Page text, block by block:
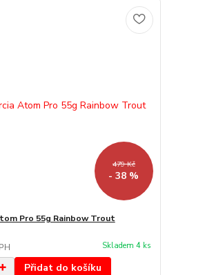
479 Kč
- 38 %
Pro 55g Rainbow Trout
Skladem 4 ks
Přidat do košíku